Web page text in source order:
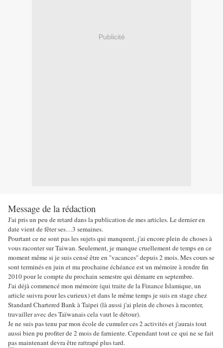
Publicité
Message de la rédaction
J'ai pris un peu de retard dans la publication de mes articles. Le dernier en
date vient de fêter ses…3 semaines.
Pourtant ce ne sont pas les sujets qui manquent, j'ai encore plein de choses à
vous raconter sur Taiwan. Seulement, je manque cruellement de temps en ce
moment même si je suis censé être en "vacances" depuis 2 mois. Mes cours se
sont terminés en juin et ma prochaine échéance est un mémoire à rendre fin
2010 pour le compte du prochain semestre qui démarre en septembre.
J'ai déjà commencé mon mémoire (qui traite de la Finance Islamique, un
article suivra pour les curieux) et dans le même temps je suis en stage chez
Standard Chartered Bank à Taipei (là aussi j'ai plein de choses à raconter,
travailler avec des Taïwanais cela vaut le détour).
Je ne suis pas tenu par mon école de cumuler ces 2 activités et j'aurais tout
aussi bien pu profiter de 2 mois de farniente. Cependant tout ce qui ne se fait
pas maintenant devra être rattrapé plus tard.